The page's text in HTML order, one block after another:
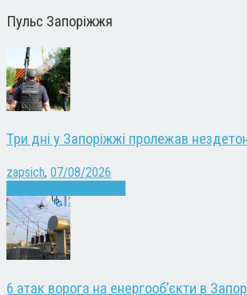
Пульс Запоріжжя
Три дні у Запоріжжі пролежав
zapsich, 07/08/2026
6 атак ворога на енергооб’єкти в